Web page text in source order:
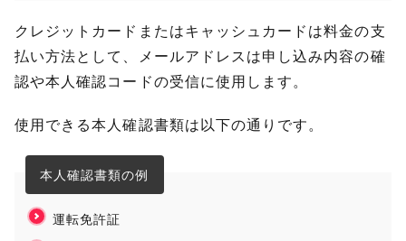
クレジットカードまたはキャッシュカードは料金の支
払い方法として、メールアドレスは申し込み内容の確
認や本人確認コードの受信に使用します。
使用できる本人確認書類は以下の通りです。
本人確認書類の例
運転免許証